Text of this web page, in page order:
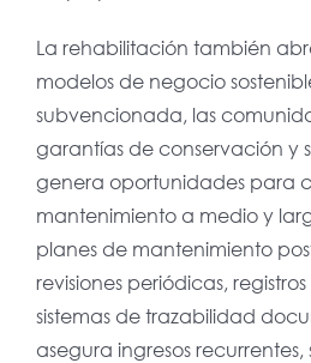
La rehabilitación también
modelos de negocio
subvencionada, las
garantías de conservación y
genera oportunidades para
mantenimiento a medio y
planes de mantenimiento
revisiones periódicas,
sistemas de trazabilidad
asegura ingresos